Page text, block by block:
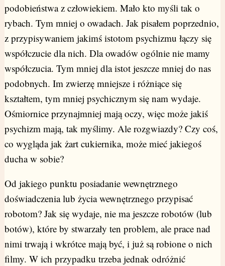
podobieństwa z człowiekiem. Mało kto myśli tak o
rybach. Tym mniej o owadach. Jak pisałem poprzednio,
z przypisywaniem jakimś istotom psychizmu łączy się
współczucie dla nich. Dla owadów ogólnie nie mamy
współczucia. Tym mniej dla istot jeszcze mniej do nas
podobnych. Im zwierzę mniejsze i różniące się
kształtem, tym mniej psychicznym się nam wydaje.
Ośmiornice przynajmniej mają oczy, więc może jakiś
psychizm mają, tak myślimy. Ale rozgwiazdy? Czy coś,
co wygląda jak żart cukiernika, może mieć jakiegoś
ducha w sobie?
Od jakiego punktu posiadanie wewnętrznego
doświadczenia lub życia wewnętrznego przypisać
robotom? Jak się wydaje, nie ma jeszcze robotów (lub
botów), które by stwarzały ten problem, ale prace nad
nimi trwają i wkrótce mają być, i już są robione o nich
filmy. W ich przypadku trzeba jednak odróżnić